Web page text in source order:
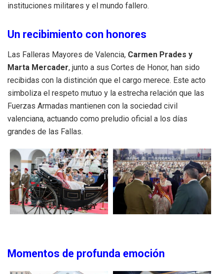
instituciones militares y el mundo fallero.
Un recibimiento con honores
Las Falleras Mayores de Valencia, Carmen Prades y
Marta Mercader, junto a sus Cortes de Honor, han sido
recibidas con la distinción que el cargo merece. Este acto
simboliza el respeto mutuo y la estrecha relación que las
Fuerzas Armadas mantienen con la sociedad civil
valenciana, actuando como preludio oficial a los días
grandes de las Fallas.
Momentos de profunda emoción